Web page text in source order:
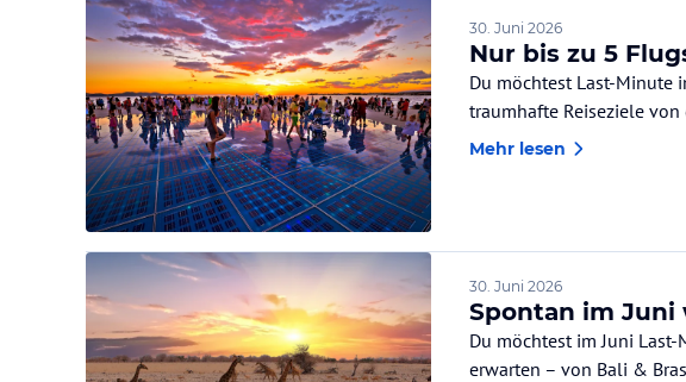
30. Juni 2026
Nur bis zu 5
Du möchtest Last-Minute
traumhafte Reiseziele von
Mehr lesen
30. Juni 2026
Spontan im Juni
Du möchtest im Juni
erwarten – von Bali &